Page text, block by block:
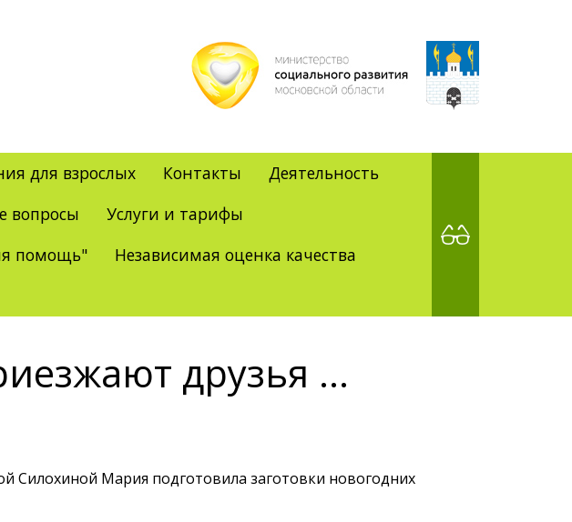
для взрослых Контакты
Деятельность
вопросы
Услуги и тарифы
помощь"
Независимая оценка качества
друзья ...
Силохиной Мария подготовила заготовки новогодних